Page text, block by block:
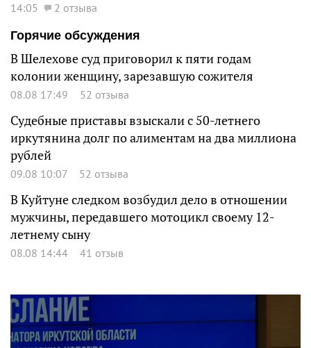
14:05
2 отзыва
Горячие обсуждения
В Шелехове суд приговорил к пяти годам
колонии женщину, зарезавшую сожителя
08.08 17:49 52 отзыва
Судебные приставы взыскали с 50-летнего
иркутянина долг по алиментам на два миллиона
рублей
09.08 10:07 52 отзыва
В Куйтуне следком возбудил дело в отношении
мужчины, передавшего мотоцикл своему 12-
летнему сыну
08.08 14:44 41 отзыв